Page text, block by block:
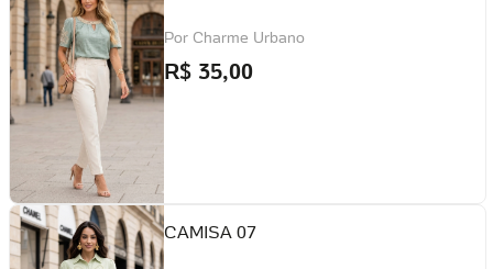
Por Charme Urbano
R$ 35,00
CAMISA 07